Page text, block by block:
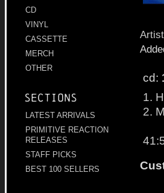
CD
VINYL
CASSETTE
MERCH
OTHER
Sections
LATEST ARRIVALS
PRIMITIVE REACTION
RELEASES
STAFF PICKS
BEST 100 SELLERS
cd:
1.
2.